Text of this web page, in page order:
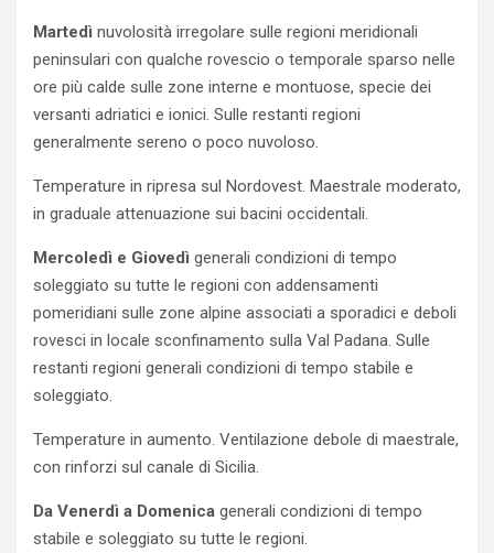
Martedì nuvolosità irregolare sulle regioni meridionali
peninsulari con qualche rovescio o temporale sparso nelle
ore più calde sulle zone interne e montuose, specie dei
versanti adriatici e ionici. Sulle restanti regioni
generalmente sereno o poco nuvoloso.
Temperature in ripresa sul Nordovest. Maestrale moderato,
in graduale attenuazione sui bacini occidentali.
Mercoledì e Giovedì generali condizioni di tempo
soleggiato su tutte le regioni con addensamenti
pomeridiani sulle zone alpine associati a sporadici e deboli
rovesci in locale sconfinamento sulla Val Padana. Sulle
restanti regioni generali condizioni di tempo stabile e
soleggiato.
Temperature in aumento. Ventilazione debole di maestrale,
con rinforzi sul canale di Sicilia.
Da Venerdì a Domenica generali condizioni di tempo
stabile e soleggiato su tutte le regioni.